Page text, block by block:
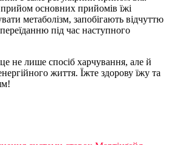
прийом основних прийомів їжі
метаболізм, запобігають відчуттю
під час наступного
не лише спосіб харчування, але й
життя. Їжте здорову їжу та